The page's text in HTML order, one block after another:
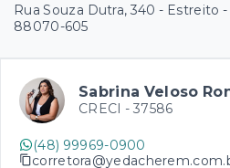
Rua Souza Dutra, 340 - Estreito
88070-605
Sabrina Veloso
CRECI - 37586
(48) 99969-0900